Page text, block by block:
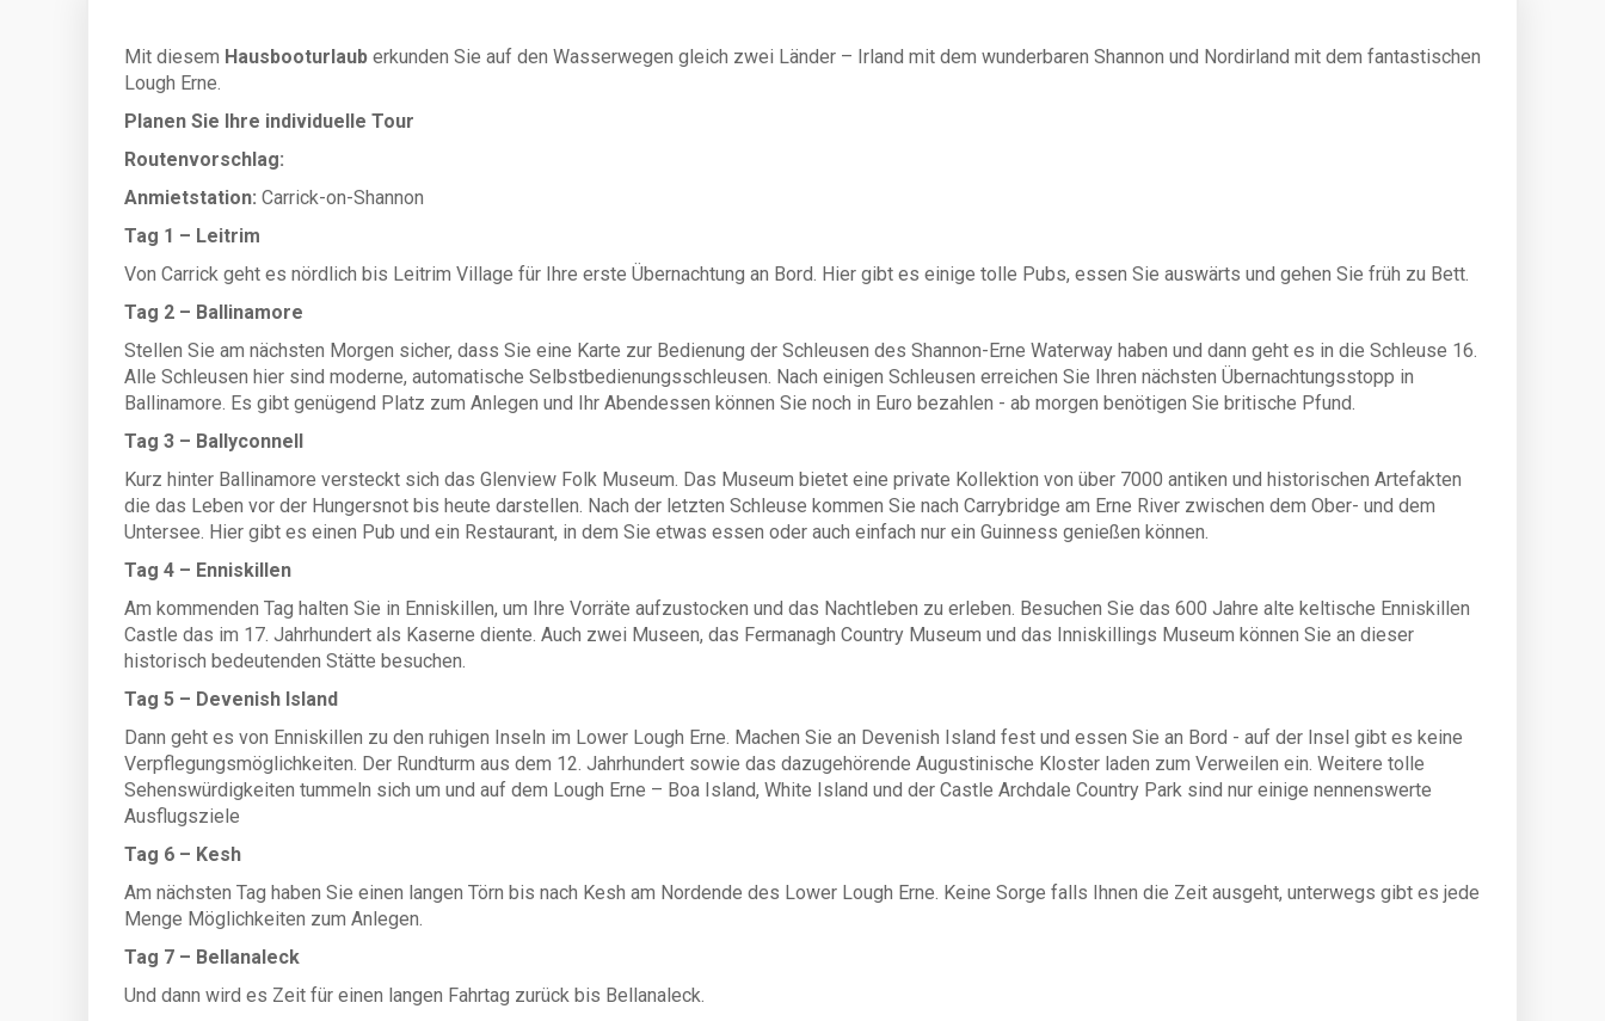
Flughafen-Transfer Dublin:
einfache Strecke, Montag - Samstag € 55 pro Person
(gültig für Ankünfte vor 18.00 Uhr und Abflüge nach 10.00 Uhr)
Kautionfür die Versicherungs-Selbstbeteiligung: Je nach Bootstyp € 1.200,-
bis € 1.750,-.
sich, je nach Bootstyp, auf € 105,-, € 130,- bzw. € 165,- pro Boot und
reduzieren den Selbstbehalt auf € 150,- (statt € 1.200,-) / € 175,- (statt €
Mit diesem Hausbooturlaub erkunden Sie auf den Wasserwegen gleich zwei Länder – Irland mit dem wunderbaren Shannon und Nordirland mit dem fantastischen
Lough Erne.
Planen Sie Ihre individuelle Tour
Routenvorschlag:
Anmietstation: Carrick-on-Shannon
Tag 1 – Leitrim
Von Carrick geht es nördlich bis Leitrim Village für Ihre erste Übernachtung an Bord. Hier gibt es einige tolle Pubs, essen Sie auswärts und gehen Sie früh zu Bett.
Tag 2 – Ballinamore
Stellen Sie am nächsten Morgen sicher, dass Sie eine Karte zur Bedienung der Schleusen des Shannon-Erne Waterway haben und dann geht es in die Schleuse 16.
Alle Schleusen hier sind moderne, automatische Selbstbedienungsschleusen. Nach einigen Schleusen erreichen Sie Ihren nächsten Übernachtungsstopp in
Ballinamore. Es gibt genügend Platz zum Anlegen und Ihr Abendessen können Sie noch in Euro bezahlen - ab morgen benötigen Sie britische Pfund.
Tag 3 – Ballyconnell
Kurz hinter Ballinamore versteckt sich das Glenview Folk Museum. Das Museum bietet eine private Kollektion von über 7000 antiken und historischen Artefakten
die das Leben vor der Hungersnot bis heute darstellen. Nach der letzten Schleuse kommen Sie nach Carrybridge am Erne River zwischen dem Ober- und dem
Untersee. Hier gibt es einen Pub und ein Restaurant, in dem Sie etwas essen oder auch einfach nur ein Guinness genießen können.
Tag 4 – Enniskillen
Am kommenden Tag halten Sie in Enniskillen, um Ihre Vorräte aufzustocken und das Nachtleben zu erleben. Besuchen Sie das 600 Jahre alte keltische Enniskillen
Castle das im 17. Jahrhundert als Kaserne diente. Auch zwei Museen, das Fermanagh Country Museum und das Inniskillings Museum können Sie an dieser
historisch bedeutenden Stätte besuchen.
Tag 5 – Devenish Island
Dann geht es von Enniskillen zu den ruhigen Inseln im Lower Lough Erne. Machen Sie an Devenish Island fest und essen Sie an Bord - auf der Insel gibt es keine
Verpflegungsmöglichkeiten. Der Rundturm aus dem 12. Jahrhundert sowie das dazugehörende Augustinische Kloster laden zum Verweilen ein. Weitere tolle
Sehenswürdigkeiten tummeln sich um und auf dem Lough Erne – Boa Island, White Island und der Castle Archdale Country Park sind nur einige nennenswerte
Ausflugsziele
Tag 6 – Kesh
Am nächsten Tag haben Sie einen langen Törn bis nach Kesh am Nordende des Lower Lough Erne. Keine Sorge falls Ihnen die Zeit ausgeht, unterwegs gibt es jede
Menge Möglichkeiten zum Anlegen.
Tag 7 – Bellanaleck
Und dann wird es Zeit für einen langen Fahrtag zurück bis Bellanaleck.